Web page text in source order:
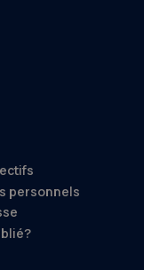
personnels